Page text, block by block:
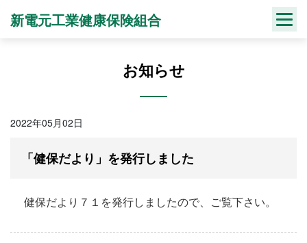
新電元工業健康保険組合
お知らせ
2022年05月02日
「健保だより」を発行しました
健保だより７１を発行しましたので、ご覧下さい。